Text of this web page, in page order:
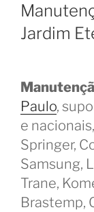
Jardim
Paulo,
e
Springer,
Samsung,
Trane,
Brastemp,